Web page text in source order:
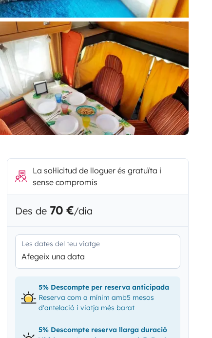
La sol·licitud de lloguer és gratuïta i
sense compromís
Des de 70 €/dia
Les dates del teu viatge
Afegeix una data
5% Descompte per reserva anticipada
Reserva com a mínim amb5 mesos
d'antelació i viatja més barat
5% Descompte reserva llarga duració